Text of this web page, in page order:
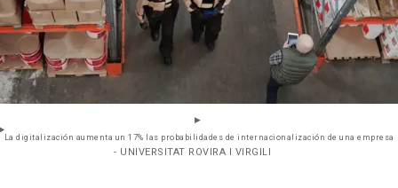
La digitalización aumenta un 17% las probabilidades de internacionalización de una empresa
- UNIVERSITAT ROVIRA I VIRGILI